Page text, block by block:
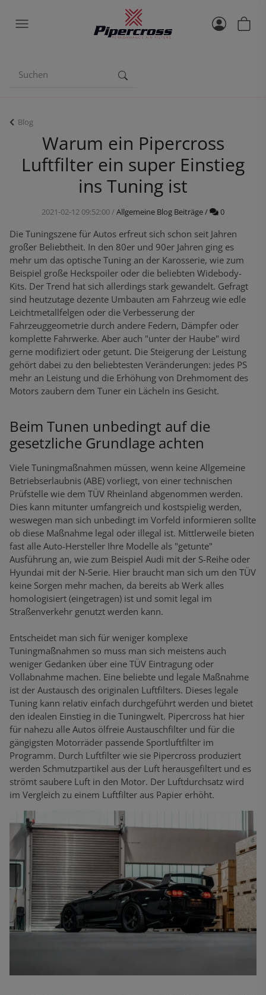
Blog
Warum ein Pipercross
Luftfilter ein super Einstieg
ins Tuning ist
2021-02-12 09:52:00/ Allgemeine Blog Beiträge/ Kommentare
0
Die Tuningszene für Autos erfreut sich schon seit Jahren
großer Beliebtheit. In den 80er und 90er Jahren ging es
mehr um das optische Tuning an der Karosserie, wie zum
Beispiel große Heckspoiler oder die beliebten Widebody-
Kits. Der Trend hat sich allerdings stark gewandelt. Gefragt
sind heutzutage dezente Umbauten am Fahrzeug wie edle
Leichtmetallfelgen oder die Verbesserung der
Fahrzeuggeometrie durch andere Federn, Dämpfer oder
komplette Fahrwerke. Aber auch "unter der Haube" wird
gerne modifiziert oder getunt. Die Steigerung der Leistung
gehört dabei zu den beliebtesten Veränderungen: jedes PS
mehr an Leistung und die Erhöhung von Drehmoment des
Motors zaubern dem Tuner ein Lächeln ins Gesicht.
Beim Tunen unbedingt auf die
gesetzliche Grundlage achten
Viele Tuningmaßnahmen müssen, wenn keine Allgemeine
Betriebserlaubnis (ABE) vorliegt, von einer technischen
Prüfstelle wie dem TÜV Rheinland abgenommen werden.
Dies kann mitunter umfangreich und kostspielig werden,
weswegen man sich unbedingt im Vorfeld informieren sollte
ob diese Maßnahme legal oder illegal ist. Mittlerweile bieten
fast alle Auto-Hersteller Ihre Modelle als "getunte"
Ausführung an, wie zum Beispiel Audi mit der S-Reihe oder
Hyundai mit der N-Serie. Hier braucht man sich um den TÜV
keine Sorgen mehr machen, da bereits ab Werk alles
homologisiert (eingetragen) ist und somit legal im
Straßenverkehr genutzt werden kann.
Entscheidet man sich für weniger komplexe
Tuningmaßnahmen so muss man sich meistens auch
weniger Gedanken über eine TÜV Eintragung oder
Vollabnahme machen. Eine beliebte und legale Maßnahme
ist der Austausch des originalen Luftfilters. Dieses legale
Tuning kann relativ einfach durchgeführt werden und bietet
den idealen Einstieg in die Tuningwelt. Pipercross hat hier
für nahezu alle Autos ölfreie Austauschfilter und für die
gängigsten Motorräder passende Sportluftfilter im
Programm. Durch Luftfilter wie sie Pipercross produziert
werden Schmutzpartikel aus der Luft herausgefiltert und es
strömt saubere Luft in den Motor. Der Luftdurchsatz wird
im Vergleich zu einem Luftfilter aus Papier erhöht.